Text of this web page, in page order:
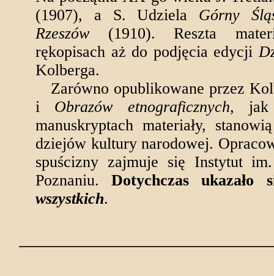
(1907), a S. Udziela Górny
Rzeszów (1910). Reszta
rękopisach aż do podjęcia edycji
Kolberga.
Zarówno opublikowane przez
i Obrazów etnograficznych, jak
manuskryptach materiały,
dziejów kultury narodowej.
spuścizny zajmuje się Instytut
Poznaniu.Dotychczas
wszystkich.